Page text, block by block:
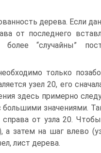
дерева. Если
от последнего
“случайны”
только
узел 20, его
здесь примерно
большими значениями.
от узла 20.
а затем на шаг влево
лист дерева.